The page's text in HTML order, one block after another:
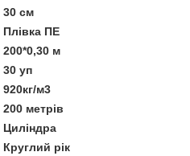
30 см
Плівка ПЕ
200*0,30 м
30 уп
920кг/м3
200 метрів
Циліндра
Круглий рік